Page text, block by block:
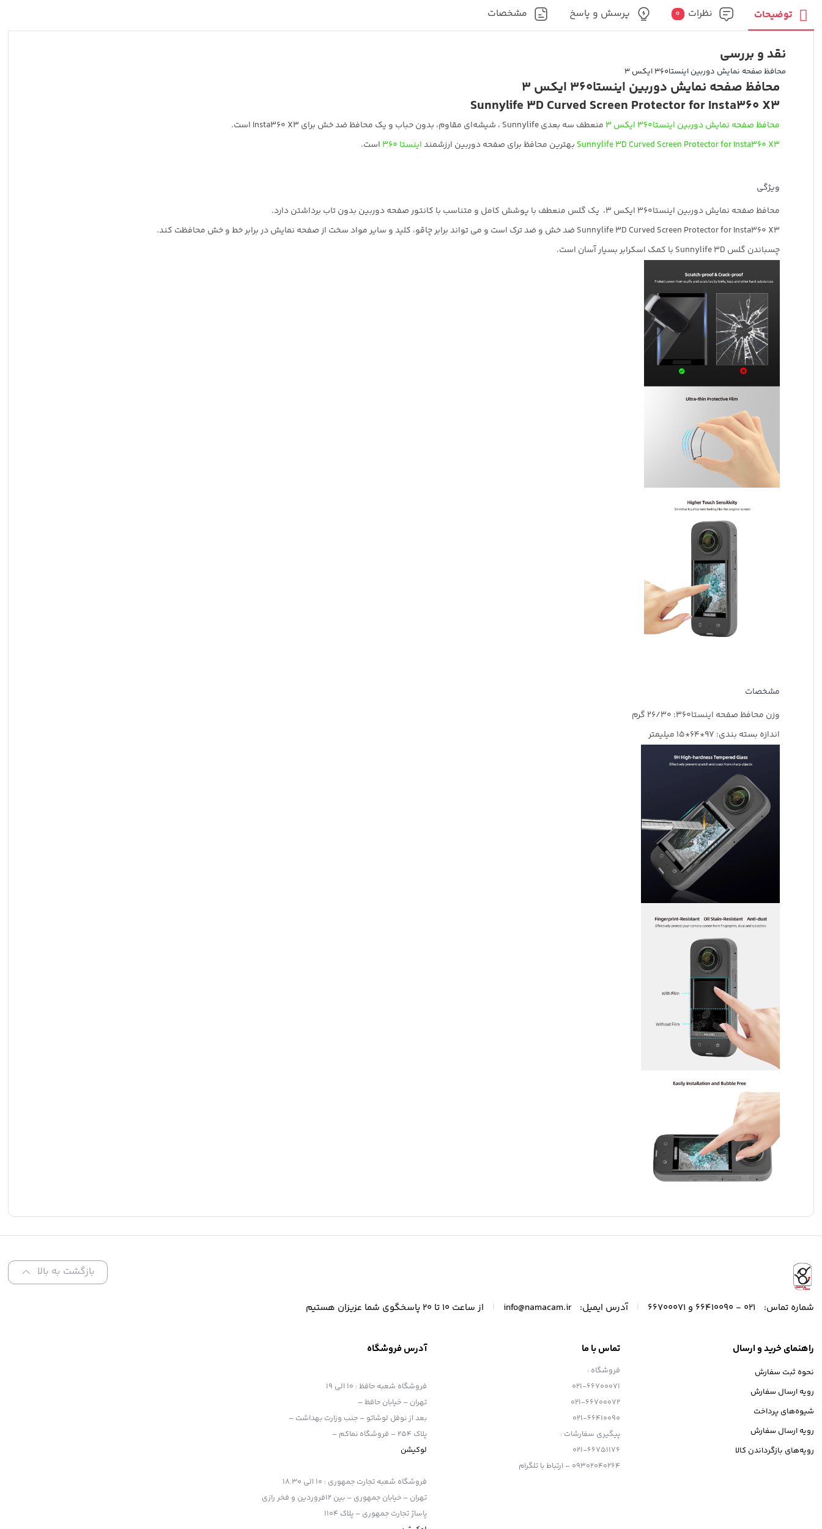
2,240,000 تومان 2,240,000 تومان توضیحات نظرات 0 پرسش و پاسخ مشخصات
نقد و بررسی
محافظ صفحه نمایش دوربین اینستا360 ایکس 3
محافظ صفحه نمایش دوربین اینستا360 ایکس 3
Sunnylife 3D Curved Screen Protector for Insta360 X3
محافظ صفحه نمایش دوربین اینستا360 ایکس 3
منعطف سه بعدی Sunnylife ، شیشه‌ای مقاوم، بدون حباب و یک محافظ ضد خش برای Insta360 X3 است.
Sunnylife 3D Curved Screen Protector for Insta360 X3بهترین محافظ برای صفحه دوربین ارزشمنداینستا 360 است.
ویژگی
محافظ صفحه نمایش دوربین اینستا360 ایکس 3، یک گلس منعطف با پوشش کامل و متناسب با کانتور صفحه دوربین بدون تاب برداشتن دارد.
Sunnylife 3D Curved Screen Protector for Insta360 X3 ضد خش و ضد ترک است و می تواند برابر چاقو، کلید و سایر مواد سخت از صفحه نمایش در برابر خط و خش محافظت کند.
چسباندن گلس Sunnylife 3D با کمک اسکرابر بسیار آسان است.
مشخصات
وزن محافظ صفحه اینستا360: 26/30 گرم
اندازه بسته بندی: 97*64*15 میلیمتر
بازگشت به بالا
شماره تماس: 021 - 66410090 و 66700071 آدرس ایمیل: info@namacam.ir از ساعت 10 تا 20 پاسخگوی شما عزیزان هستیم
راهنمای خرید و ارسال
نحوه ثبت سفارش
رویه ارسال سفارش
شیوه‌های پرداخت
رویه ارسال سفارش
رویه‌های بازگرداندن کالا
تماس با ما
فروشگاه :
021-66700071
021-66700072
021-66410090
پیگیری سفارشات :
021-66751176
09302040264 – ارتباط با تلگرام
آدرس فروشگاه
فروشگاه شعبه حافظ: 10 الی 19
تهران – خیابان حافظ –
بعد از نوفل لوشاتو – جنب وزارت بهداشت –
پلاک 254 – فروشگاه نماکم –
لوکیشن
فروشگاه شعبه تجارت جمهوری : 10 الی 18.30
تهران – خیابان جمهوری – بین 12فروردین و فخر رازی
پاساژ تجارت جمهوری – پلاک 1104